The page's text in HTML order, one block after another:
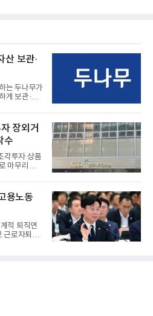
산 보관·
는 두나무가
게 보관·관
장외거
수
각투자 상품
마무리하기
용노동
적 퇴직연
근로자퇴직